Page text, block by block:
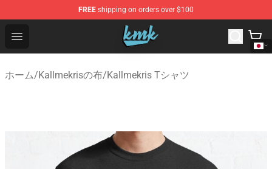
FREE shipping on orders over $100
Open menu
KallMeKris Store - Official KallMeKris Merchandise Shop
ホーム/Kallmekrisの布/Kallmekris Tシャツ